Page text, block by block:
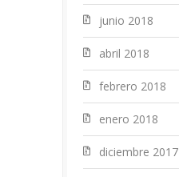
junio 2018
abril 2018
febrero 2018
enero 2018
diciembre 2017